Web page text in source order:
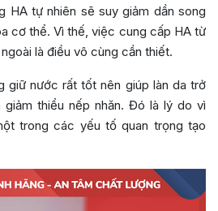
HA tự nhiên sẽ suy giảm dần song
cơ thể. Vì thế, việc cung cấp HA từ
là điều vô cùng cần thiết.
giữ nước rất tốt nên giúp làn da trở
thiểu nếp nhăn. Đó là lý do vì
trong các yếu tố quan trọng tạo